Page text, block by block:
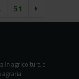
51
in agricoltura e
agraria